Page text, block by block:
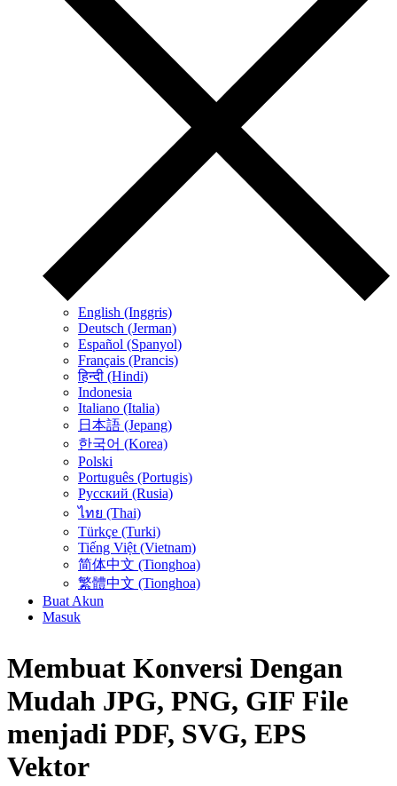
English (Inggris)
Deutsch (Jerman)
Español (Spanyol)
Français (Prancis)
हिन्दी (Hindi)
Indonesia
Italiano (Italia)
日本語 (Jepang)
한국어 (Korea)
Polski
Português (Portugis)
Русский (Rusia)
ไทย (Thai)
Türkçe (Turki)
Tiếng Việt (Vietnam)
简体中文 (Tionghoa)
繁體中文 (Tionghoa)
Buat Akun
Masuk
Membuat Konversi Dengan
Mudah JPG, PNG, GIF File
menjadi PDF, SVG, EPS
Vektor